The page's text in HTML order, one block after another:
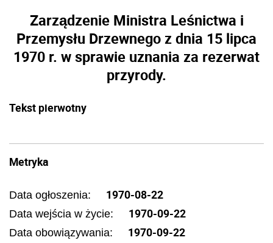
Zarządzenie Ministra Leśnictwa i
Przemysłu Drzewnego z dnia 15 lipca
1970 r. w sprawie uznania za rezerwat
przyrody.
Tekst pierwotny
Metryka
Data ogłoszenia: 1970-08-22
Data wejścia w życie: 1970-09-22
Data obowiązywania: 1970-09-22